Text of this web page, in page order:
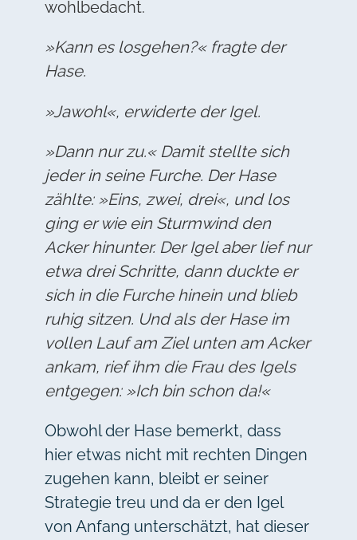
wohlbedacht.
»Kann es losgehen?« fragte der
Hase.
»Jawohl«, erwiderte der Igel.
»Dann nur zu.« Damit stellte sich
jeder in seine Furche. Der Hase
zählte: »Eins, zwei, drei«, und los
ging er wie ein Sturmwind den
Acker hinunter. Der Igel aber lief nur
etwa drei Schritte, dann duckte er
sich in die Furche hinein und blieb
ruhig sitzen. Und als der Hase im
vollen Lauf am Ziel unten am Acker
ankam, rief ihm die Frau des Igels
entgegen: »Ich bin schon da!«
Obwohl der Hase bemerkt, dass
hier etwas nicht mit rechten Dingen
zugehen kann, bleibt er seiner
Strategie treu und da er den Igel
von Anfang unterschätzt, hat dieser